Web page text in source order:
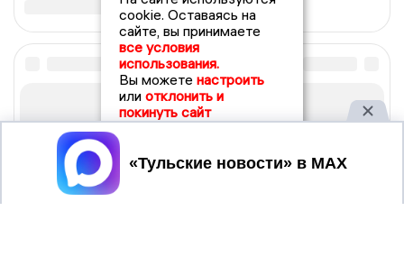
cookie. Оставаясь на
сайте, вы принимаете
все условия
использования.
Вы можете настроить
или отклонить и
покинуть сайт
Принять